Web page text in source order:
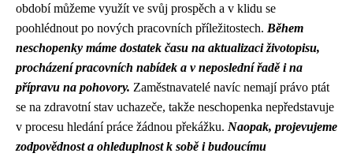
období můžeme využít ve svůj prospěch a v klidu se
poohlédnout po nových pracovních příležitostech. Během
neschopenky máme dostatek času na aktualizaci životopisu,
procházení pracovních nabídek a v neposlední řadě i na
přípravu na pohovory. Zaměstnavatelé navíc nemají právo ptát
se na zdravotní stav uchazeče, takže neschopenka nepředstavuje
v procesu hledání práce žádnou překážku. Naopak, projevujeme
zodpovědnost a ohleduplnost k sobě i budoucímu